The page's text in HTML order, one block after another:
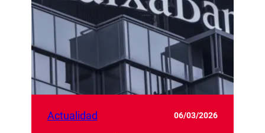
Actualidad 06/03/2026